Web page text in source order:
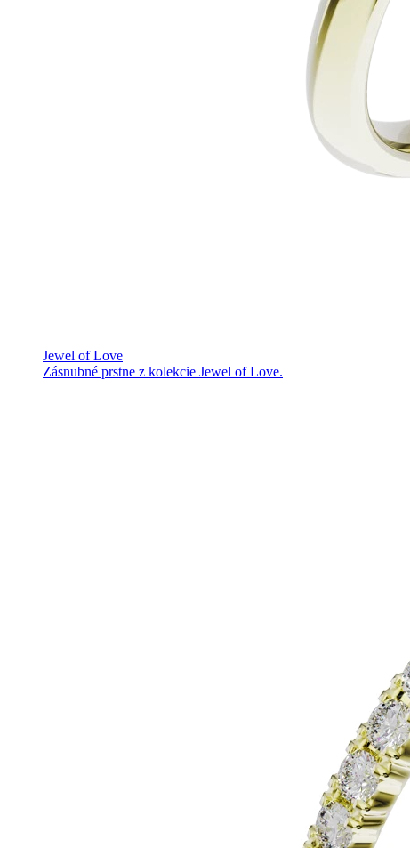
Jewel of Love
Zásnubné prstne z kolekcie Jewel of Love.